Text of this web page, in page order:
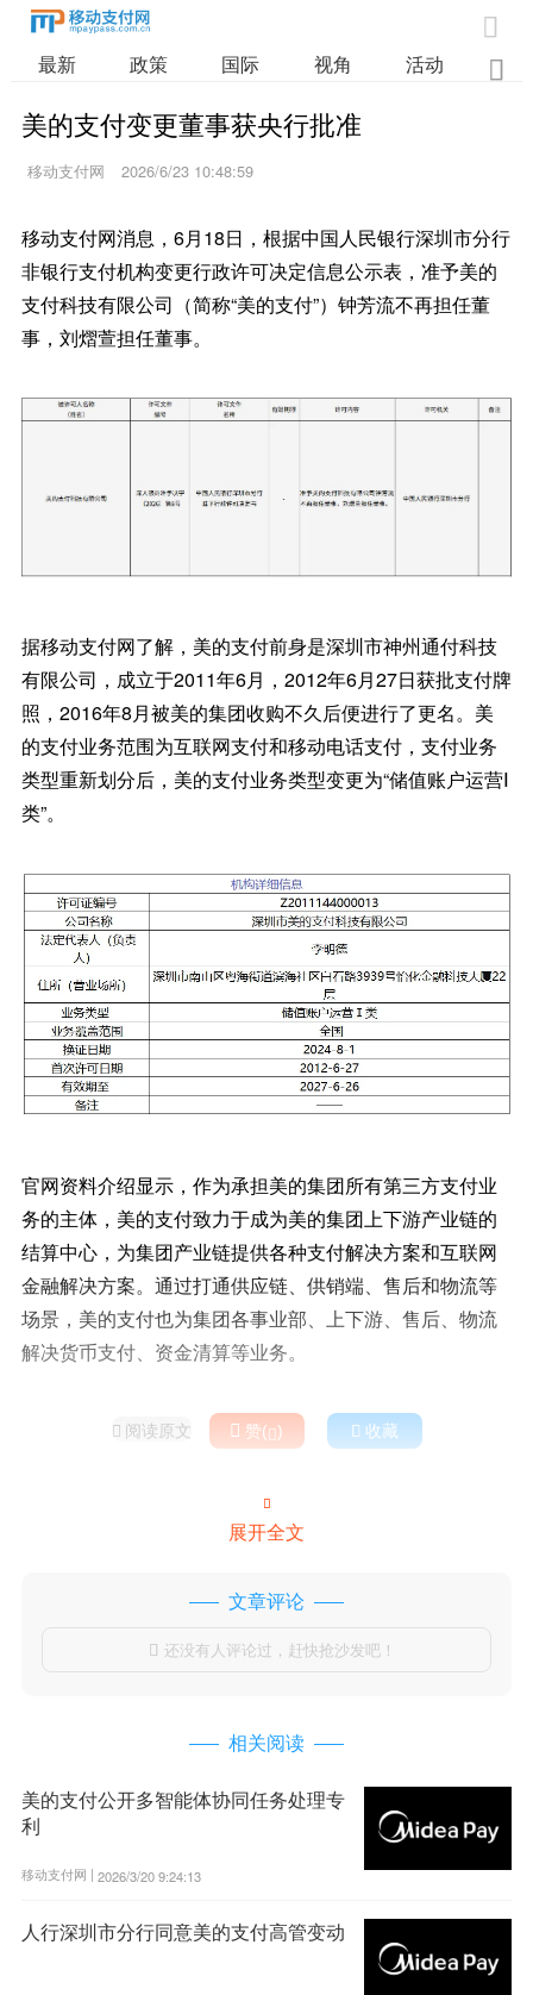

最新 政策 国际 视角 活动 业

美的支付变更董事获央行批准
移动支付网 2026/6/23 10:48:59
移动支付网消息，6月18日，根据中国人民银行深圳市分行
非银行支付机构变更行政许可决定信息公示表，准予美的
支付科技有限公司（简称“美的支付”）钟芳流不再担任董
事，刘熠萱担任董事。
据移动支付网了解，美的支付前身是深圳市神州通付科技
有限公司，成立于2011年6月，2012年6月27日获批支付牌
照，2016年8月被美的集团收购不久后便进行了更名。美
的支付业务范围为互联网支付和移动电话支付，支付业务
类型重新划分后，美的支付业务类型变更为“储值账户运营Ⅰ
类”。
官网资料介绍显示，作为承担美的集团所有第三方支付业
务的主体，美的支付致力于成为美的集团上下游产业链的
结算中心，为集团产业链提供各种支付解决方案和互联网
金融解决方案。通过打通供应链、供销端、售后和物流等
场景，美的支付也为集团各事业部、上下游、售后、物流
解决货币支付、资金清算等业务。
 阅读原文  赞()  收藏

展开全文
文章评论
 还没有人评论过，赶快抢沙发吧！
相关阅读
美的支付公开多智能体协同任务处理专
利
移动支付网 | 2026/3/20 9:24:13
人行深圳市分行同意美的支付高管变动